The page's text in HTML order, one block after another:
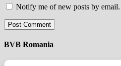
Notify me of new posts by email.
BVB Romania